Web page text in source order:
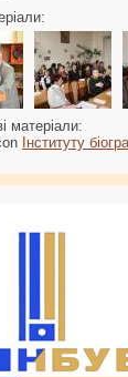
матеріали:
Інституту